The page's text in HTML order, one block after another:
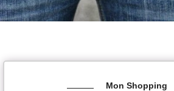
Mon Shopping